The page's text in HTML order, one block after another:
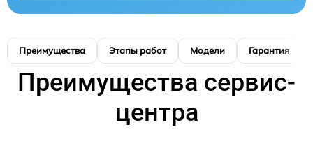
Преимущества Этапы работ Модели Гарантия
Преимущества сервис-
центра